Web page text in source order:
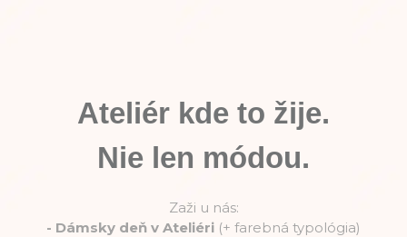
Ateliér kde to žije.
Nie len módou.
Zaži u nás:
- Dámsky deň v Ateliéri (+ farebná typológia)